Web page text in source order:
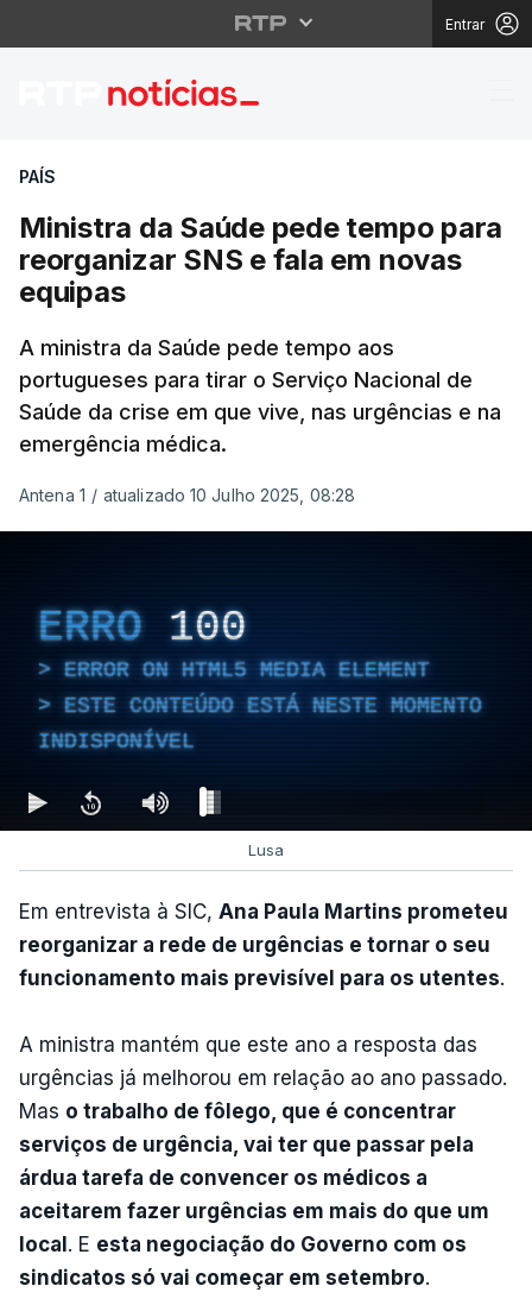
Entrar
Ministra da Saúde
PAÍS
Ministra da Saúde pede tempo para
reorganizar SNS e fala em novas
equipas
A ministra da Saúde pede tempo aos
portugueses para tirar o Serviço Nacional de
Saúde da crise em que vive, nas urgências e na
emergência médica.
Antena 1 / atualizado 10 Julho 2025, 08:28
ERRO 100
ERROR ON HTML5 MEDIA ELEMENT
ESTE CONTEÚDO ESTÁ NESTE MOMENTO
INDISPONÍVEL
Lusa
Em entrevista à SIC, Ana Paula Martins prometeu
reorganizar a rede de urgências e tornar o seu
funcionamento mais previsível para os utentes.
A ministra mantém que este ano a resposta das
urgências já melhorou em relação ao ano passado.
Mas o trabalho de fôlego, que é concentrar
serviços de urgência, vai ter que passar pela
árdua tarefa de convencer os médicos a
aceitarem fazer urgências em mais do que um
local . E esta negociação do Governo com os
sindicatos só vai começar em setembro.